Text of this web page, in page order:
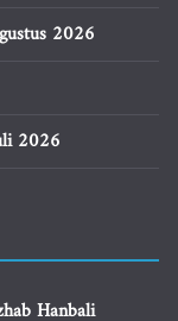
2026
2026
Hanbali